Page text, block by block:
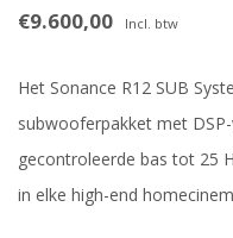
€9.600,00 Incl. btw
Het Sonance R12 SUB
subwooferpakket met
gecontroleerde bas tot 25
in elke high-end